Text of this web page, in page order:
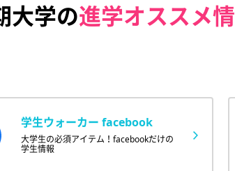
大学の進学オススメ
学生ウォーカー facebook
大学生の必須アイテム！facebookだけの
学生情報